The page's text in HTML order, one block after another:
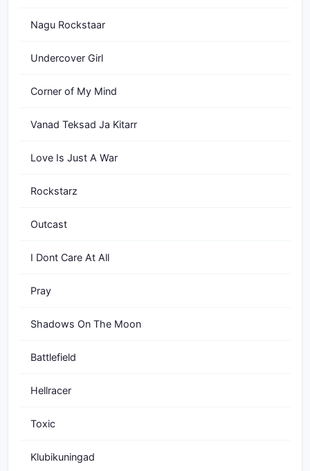
Nagu Rockstaar
Undercover Girl
Corner of My Mind
Vanad Teksad Ja Kitarr
Love Is Just A War
Rockstarz
Outcast
I Dont Care At All
Pray
Shadows On The Moon
Battlefield
Hellracer
Toxic
Klubikuningad